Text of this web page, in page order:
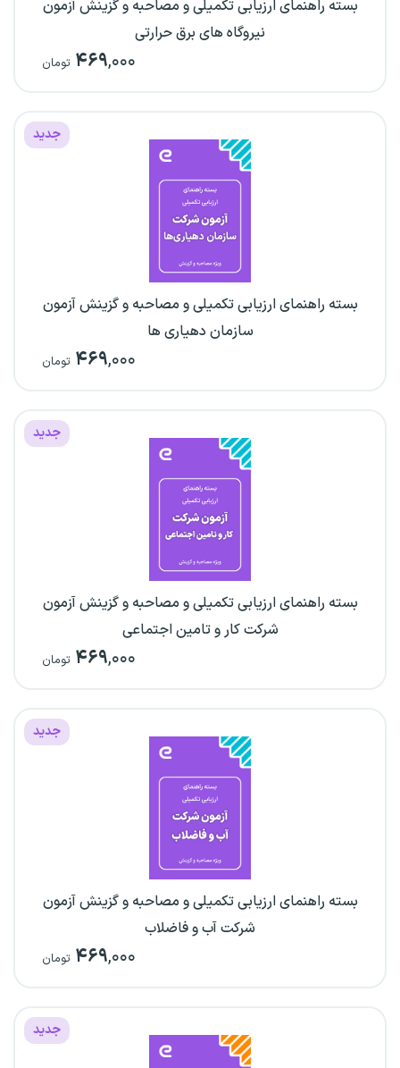
بسته راهنمای ارزیابی تکمیلی و مصاحبه و گزینش آزمون
نیروگاه های برق حرارتی
۴۶۹,۰۰۰ تومان
جدید
بسته راهنمای ارزیابی تکمیلی و مصاحبه و گزینش آزمون
سازمان دهیاری ها
۴۶۹,۰۰۰ تومان
جدید
بسته راهنمای ارزیابی تکمیلی و مصاحبه و گزینش آزمون
شرکت کار و تامین اجتماعی
۴۶۹,۰۰۰ تومان
جدید
بسته راهنمای ارزیابی تکمیلی و مصاحبه و گزینش آزمون
شرکت آب و فاضلاب
۴۶۹,۰۰۰ تومان
جدید